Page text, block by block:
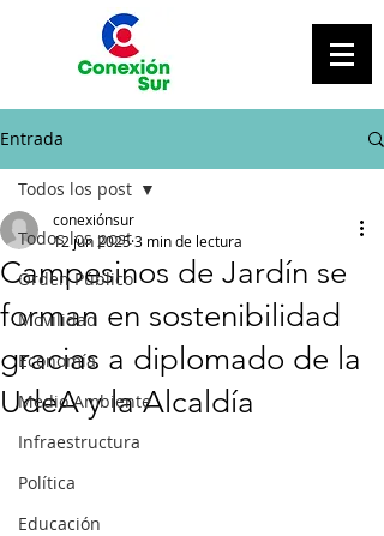
Entrada
Todos los post
Orden Público
Movilidad
Economía
Medio Ambiente
Infraestructura
Política
Educación
Todos los post
Campesinos de Jardín se
forman en sostenibilidad
gracias a diplomado de la
UdeA y la Alcaldía
conexiónsur
12 jun 20253 min de lectura